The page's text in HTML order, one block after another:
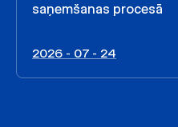
saņemšanas procesā
2026 - 07 - 24